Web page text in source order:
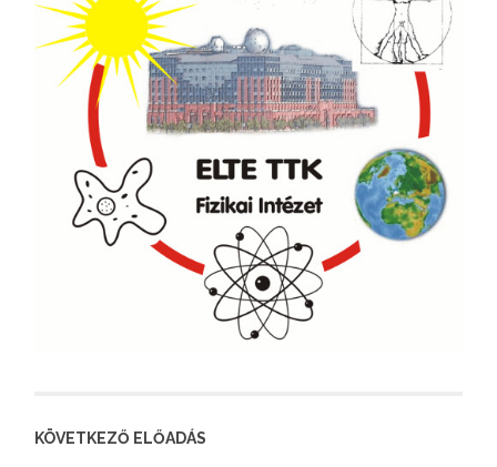
KÖVETKEZŐ ELŐADÁS